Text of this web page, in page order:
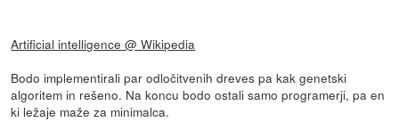
Artificial intelligence @ Wikipedia
Bodo implementirali par odločitvenih dreves pa kak genetski
algoritem in rešeno. Na koncu bodo ostali samo programerji, pa en
ki ležaje maže za minimalca.